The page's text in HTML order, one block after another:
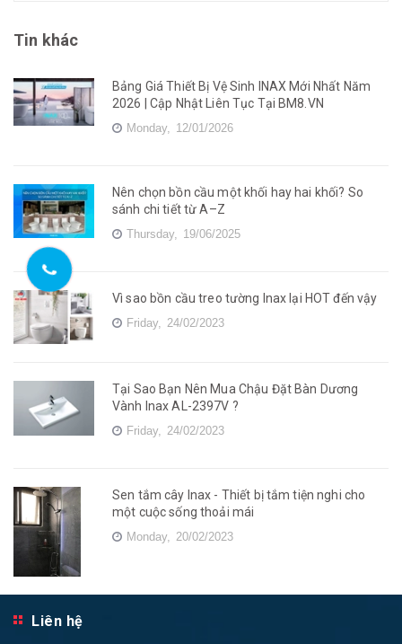
Tin khác
Bảng Giá Thiết Bị Vệ Sinh INAX Mới Nhất Năm
2026 | Cập Nhật Liên Tục Tại BM8.VN
Monday, 12/01/2026
Nên chọn bồn cầu một khối hay hai khối? So
sánh chi tiết từ A–Z
Thursday, 19/06/2025
Vì sao bồn cầu treo tường Inax lại HOT đến vậy
Friday, 24/02/2023
Tại Sao Bạn Nên Mua Chậu Đặt Bàn Dương
Vành Inax AL-2397V ?
Friday, 24/02/2023
Sen tắm cây Inax - Thiết bị tắm tiện nghi cho
một cuộc sống thoải mái
Monday, 20/02/2023
Liên hệ